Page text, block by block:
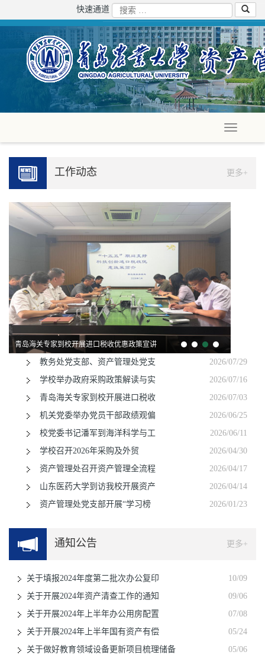
快速通道
工作动态 更多+
青岛海关专家到校开展进口税收优惠政策宣讲
教务处党支部、资产管理处党支
2026/07/29
学校举办政府采购政策解读与实
2026/07/16
青岛海关专家到校开展进口税收
2026/07/03
机关党委举办党员干部政绩观偏
2026/06/25
校党委书记潘军到海洋科学与工
2026/06/11
学校召开2026年采购及外贸
2026/04/30
资产管理处召开资产管理全流程
2026/04/17
山东医药大学到访我校开展资产
2026/04/14
资产管理处党支部开展“学习榜
2026/01/23
通知公告 更多+
关于填报2024年度第二批次办公复印
10/09
关于开展2024年资产清查工作的通知
09/06
关于开展2024年上半年办公用房配置
07/08
关于开展2024年上半年国有资产有偿
05/24
关于做好教育领域设备更新项目梳理储备
05/06